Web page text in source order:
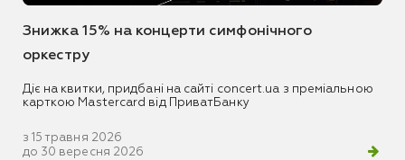
Знижка 15% на концерти симфонічного
оркестру
Діє на квитки, придбані на сайті concert.ua з преміальною
карткою Mastercard від ПриватБанку
з 15 травня 2026
до 30 вересня 2026